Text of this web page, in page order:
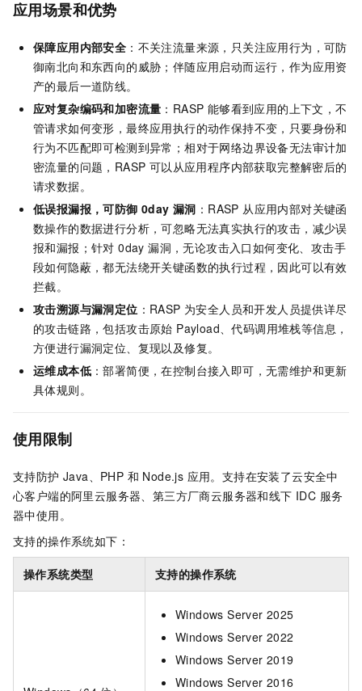
应用场景和优势
保障应用内部安全 ：不关注流量来源，只关注应用行为，可防
御南北向和东西向的威胁；伴随应用启动而运行，作为应用资
产的最后一道防线。
应对复杂编码和加密流量 ：RASP 能够看到应用的上下文，不
管请求如何变形，最终应用执行的动作保持不变，只要身份和
行为不匹配即可检测到异常；相对于网络边界设备无法审计加
密流量的问题，RASP 可以从应用程序内部获取完整解密后的
请求数据。
低误报漏报，可防御 0day 漏洞 ：RASP 从应用内部对关键函
数操作的数据进行分析，可忽略无法真实执行的攻击，减少误
报和漏报；针对 0day 漏洞，无论攻击入口如何变化、攻击手
段如何隐蔽，都无法绕开关键函数的执行过程，因此可以有效
拦截。
攻击溯源与漏洞定位 ：RASP 为安全人员和开发人员提供详尽
的攻击链路，包括攻击原始 Payload、代码调用堆栈等信息，
方便进行漏洞定位、复现以及修复。
运维成本低 ：部署简便，在控制台接入即可，无需维护和更新
具体规则。
使用限制
支持防护 Java、PHP 和 Node.js 应用。支持在安装了云安全中
心客户端的阿里云服务器、第三方厂商云服务器和线下 IDC 服务
器中使用。
支持的操作系统如下：
操作系统类型 支持的操作系统
Windows Server 2025
Windows Server 2022
Windows Server 2019
Windows Server 2016